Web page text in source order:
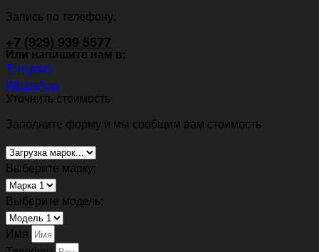
Запись по телефону:
+7 (929) 939 5577
Или напишите нам в:
Telegram
WhatsApp
Уточнить стоимость
Заполните форму и мы сообщим вам стоимость
Выберите марку:
Выберите модель:
Имя